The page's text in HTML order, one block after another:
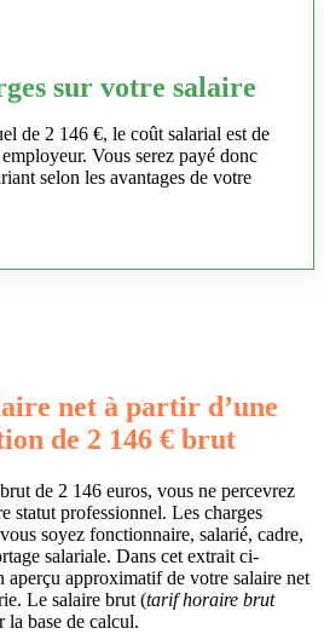
sur votre salaire
de 2 146 €, le coût salarial est de
Vous serez payé donc
selon les avantages de votre
net à partir d’une
de 2 146 € brut
de 2 146 euros, vous ne percevrez
statut professionnel. Les charges
soyez fonctionnaire, salarié, cadre,
salariale. Dans cet extrait ci-
aperçu approximatif de votre salaire net
Le salaire brut (tarif horaire brut
la base de calcul.